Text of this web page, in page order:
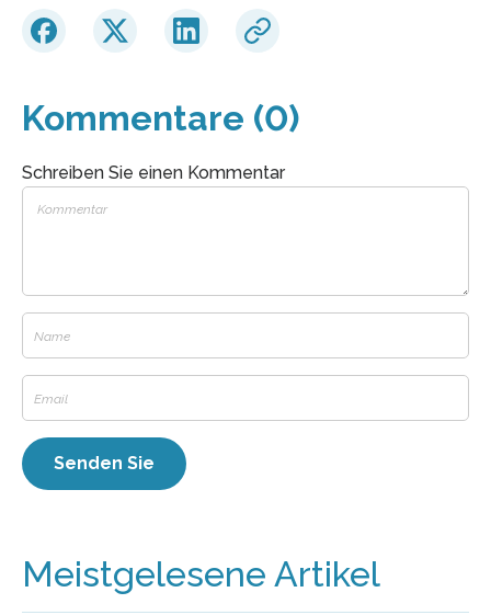
Kommentare (0)
Schreiben Sie einen Kommentar
Meistgelesene Artikel